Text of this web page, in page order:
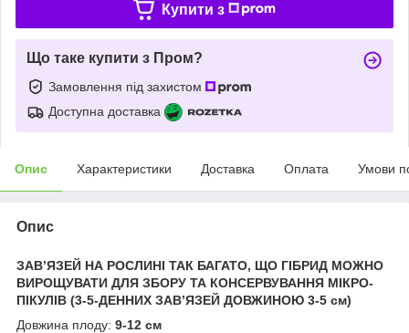
Купити з
Що таке купити з Пром?
Замовлення під захистом
Доступна доставка
Опис Характеристики Доставка Оплата Умови
Опис
ЗАВ’ЯЗЕЙ НА РОСЛИНІ ТАК БАГАТО, ЩО ГІБРИД МОЖНО
ВИРОЩУВАТИ ДЛЯ ЗБОРУ ТА КОНСЕРВУВАННЯ МІКРО-
ПІКУЛІВ (3-5-ДЕННИХ ЗАВ’ЯЗЕЙ ДОВЖИНОЮ 3-5 см)
Довжина плоду: 9-12 см